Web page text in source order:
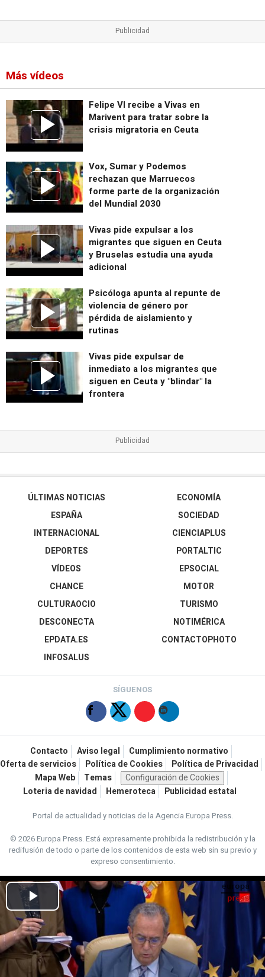
Más vídeos
Felipe VI recibe a Vivas en
Marivent para tratar sobre la
crisis migratoria en Ceuta
Vox, Sumar y Podemos
rechazan que Marruecos
forme parte de la organización
del Mundial 2030
Vivas pide expulsar a los
migrantes que siguen en Ceuta
y Bruselas estudia una ayuda
adicional
Psicóloga apunta al repunte de
violencia de género por
pérdida de aislamiento y
rutinas
Vivas pide expulsar de
inmediato a los migrantes que
siguen en Ceuta y "blindar" la
frontera
ÚLTIMAS NOTICIAS
ESPAÑA
INTERNACIONAL
DEPORTES
VÍDEOS
ECONOMÍA
SOCIEDAD
CIENCIAPLUS
PORTALTIC
EPSOCIAL
CHANCE
CULTURAOCIO
DESCONECTA
EPDATA.ES
INFOSALUS
MOTOR
TURISMO
NOTIMÉRICA
CONTACTOPHOTO
SÍGUENOS
Contacto Aviso legal
Cumplimiento normativo
Oferta de servicios
Política de Cookies
Política de Privacidad
Mapa Web
Temas
Configuración de Cookies
Loteria de navidad
Hemeroteca Publicidad estatal
Portal de actualidad y noticias de la Agencia Europa Press.
© 2026 Europa Press.Está expresamente prohibida la redistribución y la
redifusión de todo o parte de los contenidos de esta web sin su previo y
expreso consentimiento.